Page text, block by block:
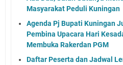
Masyarakat Peduli Kuningan
Agenda Pj Bupati Kuningan
Pembina Upacara Hari
Membuka Rakerdan PGM
Daftar Peserta dan Jadwal